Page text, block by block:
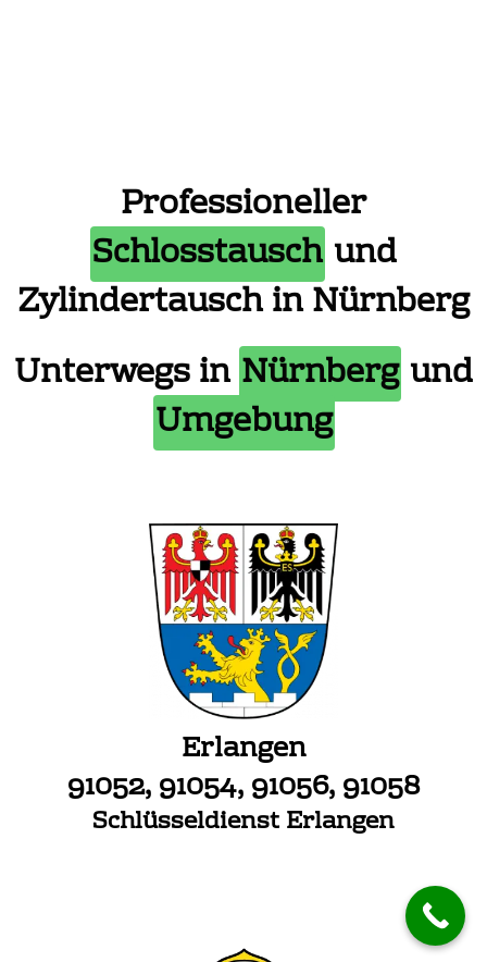
Professioneller
Schlosstausch und
Zylindertausch in Nürnberg
Unterwegs inNürnberg und
Umgebung
Erlangen
91052, 91054, 91056, 91058
Schlüsseldienst Erlangen